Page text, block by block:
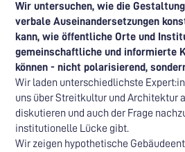
Wir untersuchen, wie die
verbale Auseinandersetzungen
kann, wie öffentliche Orte und
gemeinschaftliche und informierte
können - nicht polarisierend,
Wir laden unterschiedlichste
uns über Streitkultur und Architektur
diskutieren und auch der Frage
institutionelle Lücke gibt.
Wir zeigen hypothetische